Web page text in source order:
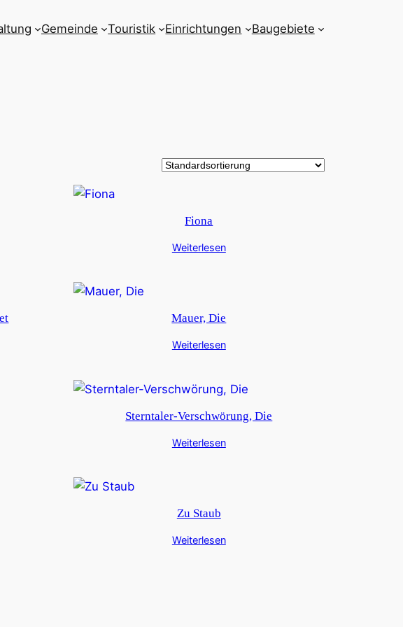
Gemeinde Touristik Einrichtungen Baugebiete
Fiona
Weiterlesen
Mauer, Die
Weiterlesen
Sterntaler-Verschwörung, Die
Weiterlesen
Zu Staub
Weiterlesen